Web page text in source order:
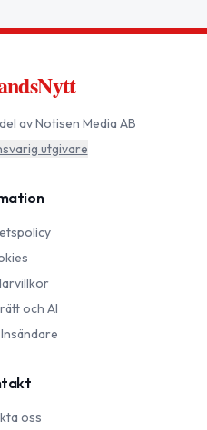
av Notisen Media AB
utgivare
och AI
oss